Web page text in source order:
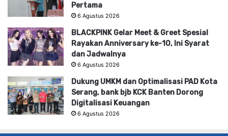
Pertama
6 Agustus 2026
BLACKPINK Gelar Meet & Greet Spesial
Rayakan Anniversary ke-10, Ini Syarat
dan Jadwalnya
6 Agustus 2026
Dukung UMKM dan Optimalisasi PAD Kota
Serang, bank bjb KCK Banten Dorong
Digitalisasi Keuangan
6 Agustus 2026